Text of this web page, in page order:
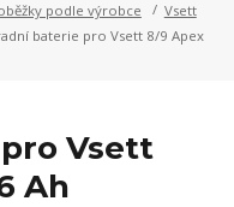
podle výrobce
Vsett
baterie pro Vsett 8/9 Apex
Vsett
Ah